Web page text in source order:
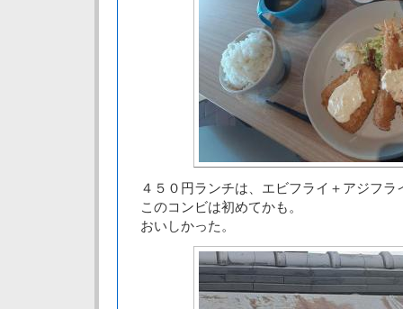
４５０円ランチは、エビフライ＋アジフラ
このコンビは初めてかも。
おいしかった。